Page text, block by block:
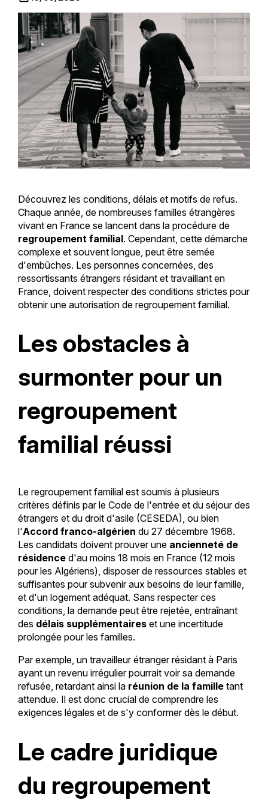
Découvrez les conditions, délais et motifs de refus.
Chaque année, de nombreuses familles étrangères
vivant en France se lancent dans la procédure de
regroupement familial. Cependant, cette démarche
complexe et souvent longue, peut être semée
d'embûches. Les personnes concernées, des
ressortissants étrangers résidant et travaillant en
France, doivent respecter des conditions strictes pour
obtenir une autorisation de regroupement familial.
Les obstacles à
surmonter pour un
regroupement
familial réussi
Le regroupement familial est soumis à plusieurs
critères définis par le Code de l'entrée et du séjour des
étrangers et du droit d'asile (CESEDA), ou bien
l'Accord franco-algérien du 27 décembre 1968.
Les candidats doivent prouver une ancienneté de
résidenced'au moins 18 mois en France (12 mois
pour les Algériens), disposer de ressources stables et
suffisantes pour subvenir aux besoins de leur famille,
et d'un logement adéquat. Sans respecter ces
conditions, la demande peut être rejetée, entraînant
des délais supplémentaireset une incertitude
prolongée pour les familles.
Par exemple, un travailleur étranger résidant à Paris
ayant un revenu irrégulier pourrait voir sa demande
refusée, retardant ainsi la réunion de la familletant
attendue. Il est donc crucial de comprendre les
exigences légales et de s'y conformer dès le début.
Le cadre juridique
du regroupement